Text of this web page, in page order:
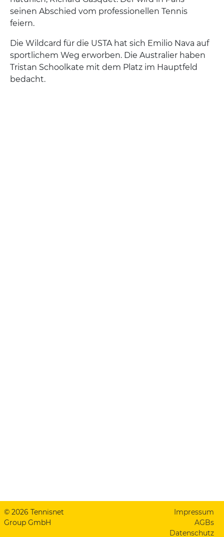
seinen Abschied vom professionellen Tennis
feiern.
Die Wildcard für die USTA hat sich Emilio Nava auf
sportlichem Weg erworben. Die Australier haben
Tristan Schoolkate mit dem Platz im Hauptfeld
bedacht.
© 2026 Tennisnet
Group GmbH
Impressum
AGBs
Datenschutz